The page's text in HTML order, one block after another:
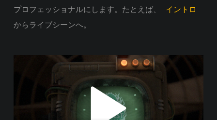
プロフェッショナルにします。たとえば、
イントロ
からライブシーンへ。